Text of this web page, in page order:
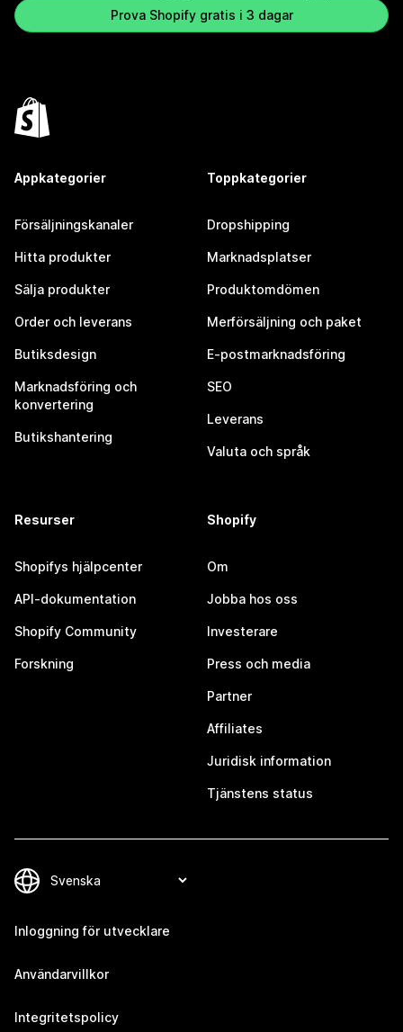
Prova Shopify gratis i 3 dagar
Appkategorier
Försäljningskanaler
Hitta produkter
Sälja produkter
Order och leverans
Butiksdesign
Marknadsföring och
konvertering
Butikshantering
Toppkategorier
Dropshipping
Marknadsplatser
Produktomdömen
Merförsäljning och paket
E-postmarknadsföring
SEO
Leverans
Valuta och språk
Resurser
Shopifys hjälpcenter
API-dokumentation
Shopify Community
Forskning
Shopify
Om
Jobba hos oss
Investerare
Press och media
Partner
Affiliates
Juridisk information
Tjänstens status
Inloggning för utvecklare
Användarvillkor
Integritetspolicy